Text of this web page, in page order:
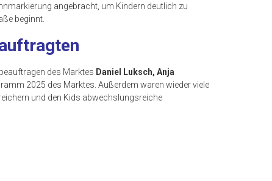
angebracht, um Kindern deutlich zu
beginnt.
des Marktes Daniel Luksch, Anja
2025 des Marktes. Außerdem waren wieder viele
und den Kids abwechslungsreiche